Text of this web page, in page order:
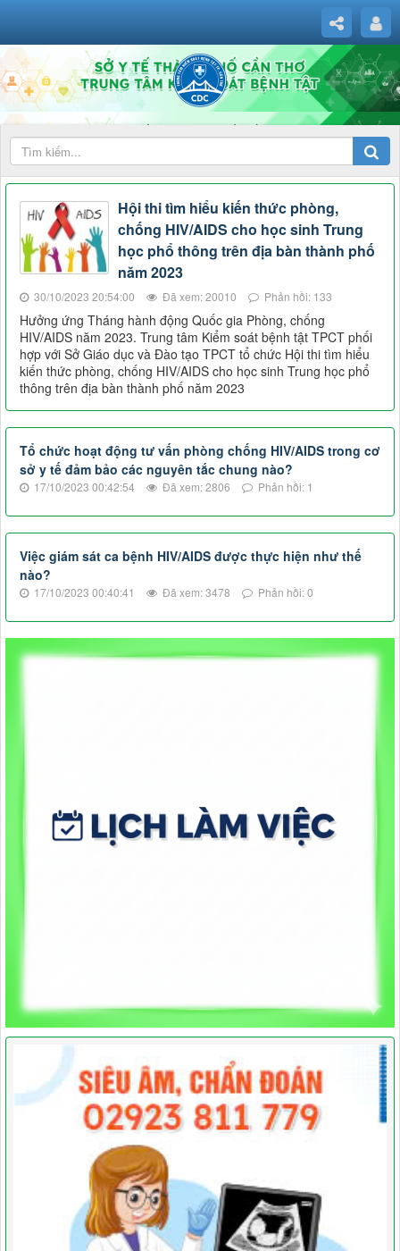
Hội thi tìm hiểu kiến thức phòng,
chống HIV/AIDS cho học sinh Trung
học phổ thông trên địa bàn thành phố
năm 2023
30/10/2023 20:54:00 Đã xem: 20010 Phản hồi: 133
Hưởng ứng Tháng hành động Quốc gia Phòng, chống
HIV/AIDS năm 2023. Trung tâm Kiểm soát bệnh tật TPCT phối
hợp với Sở Giáo dục và Đào tạo TPCT tổ chức Hội thi tìm hiểu
kiến thức phòng, chống HIV/AIDS cho học sinh Trung học phổ
thông trên địa bàn thành phố năm 2023
Tổ chức hoạt động tư vấn phòng chống HIV/AIDS trong cơ
sở y tế đảm bảo các nguyên tắc chung nào?
17/10/2023 00:42:54 Đã xem: 2806 Phản hồi: 1
Việc giám sát ca bệnh HIV/AIDS được thực hiện như thế
nào?
17/10/2023 00:40:41 Đã xem: 3478 Phản hồi: 0